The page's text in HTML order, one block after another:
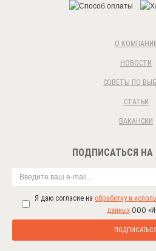
О
НОВОСТИ
СОВЕТЫ ПО
СТАТЬИ
ВАКАНСИИ
ПОДПИСАТЬСЯ НА
Я даю согласие на обработку и
данныхООО